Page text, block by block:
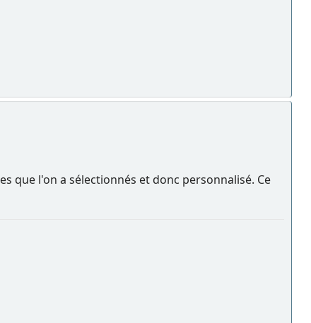
que l'on a sélectionnés et donc personnalisé. Ce